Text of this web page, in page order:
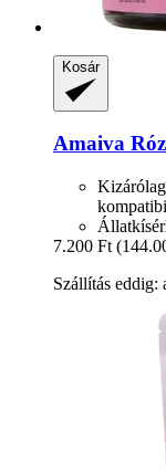
Kosár
Amaiva
Kizárólag
7.200 Ft
Szállítás eddig: